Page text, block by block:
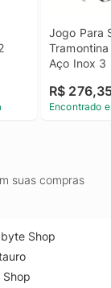
Jogo Para
Aço Inox 3
R$
Encontrado
suas compras
Shop
Shop